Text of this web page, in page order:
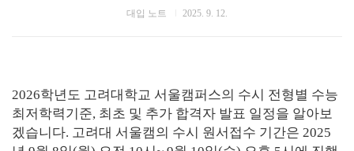
대입 노트 2025. 9. 12.
2026학년도 고려대학교 서울캠퍼스의 수시 전형별 수능
최저학력기준, 최초 및 추가 합격자 발표 일정을 알아보
겠습니다. 고려대 서울캠의 수시 원서접수 기간은 2025